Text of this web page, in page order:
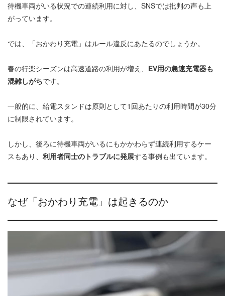
待機車両がいる状況での連続利用に対し、SNSでは批判の声も上
がっています。
では、「おかわり充電」はルール違反にあたるのでしょうか。
春の行楽シーズンは高速道路の利用が増え、 EV用の急速充電器も
混雑しがちです。
一般的に、給電スタンドは原則として1回あたりの利用時間が30分
に制限されています。
しかし、後ろに待機車両がいるにもかかわらず連続利用するケー
スもあり、 利用者同士のトラブルに発展する事例も出ています。
なぜ「おかわり充電」は起きるのか